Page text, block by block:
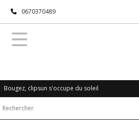
0670370489
Bougez, clipsun s'occupe du soleil